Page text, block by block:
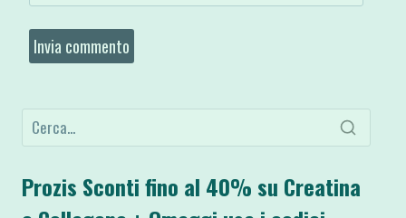
Prozis Sconti fino al 40% su Creatina